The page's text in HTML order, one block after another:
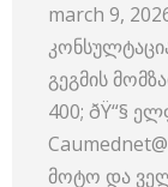
march 9,
გეგმის
400; ðŸ“§
მოტო და